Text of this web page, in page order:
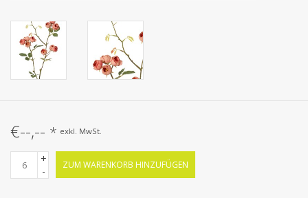
€--,-- * exkl. MwSt.
+
-
ZUM WARENKORB HINZUFÜGEN